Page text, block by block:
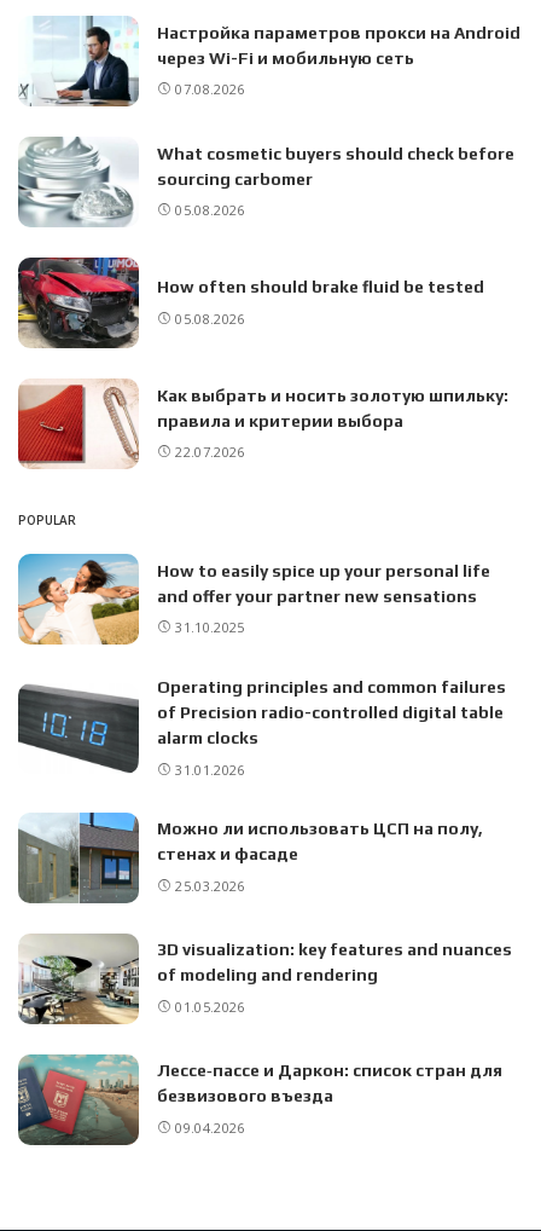
Настройка параметров прокси на Android
через Wi-Fi и мобильную сеть
07.08.2026
What cosmetic buyers should check before
sourcing carbomer
05.08.2026
How often should brake fluid be tested
05.08.2026
Как выбрать и носить золотую шпильку:
правила и критерии выбора
22.07.2026
POPULAR
How to easily spice up your personal life
and offer your partner new sensations
31.10.2025
Operating principles and common failures
of Precision radio-controlled digital table
alarm clocks
31.01.2026
Можно ли использовать ЦСП на полу,
стенах и фасаде
25.03.2026
3D visualization: key features and nuances
of modeling and rendering
01.05.2026
Лессе‑пассе и Даркон: список стран для
безвизового въезда
09.04.2026